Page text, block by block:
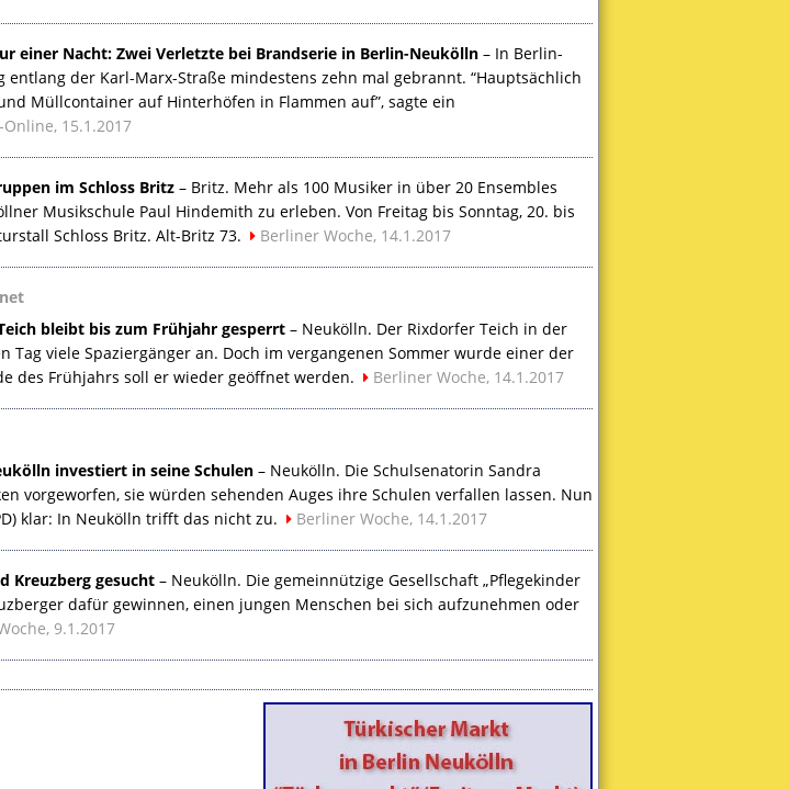
einer Nacht: Zwei Verletzte bei Brandserie in Berlin-Neukölln– In Berlin-
der Karl-Marx-Straße mindestens zehn mal gebrannt. “Hauptsächlich
Müllcontainer auf Hinterhöfen in Flammen auf”, sagte ein
-Online, 15.1.2017
im Schloss Britz– Britz. Mehr als 100 Musiker in über 20 Ensembles
Musikschule Paul Hindemith zu erleben. Von Freitag bis Sonntag, 20. bis
Schloss Britz. Alt-Britz 73.
Berliner Woche, 14.1.2017
bleibt bis zum Frühjahr gesperrt– Neukölln. Der Rixdorfer Teich in der
Tag viele Spaziergänger an. Doch im vergangenen Sommer wurde einer der
des Frühjahrs soll er wieder geöffnet werden.
Berliner Woche, 14.1.2017
investiert in seine Schulen– Neukölln. Die Schulsenatorin Sandra
vorgeworfen, sie würden sehenden Auges ihre Schulen verfallen lassen. Nun
) klar: In Neukölln trifft das nicht zu. Berliner Woche, 14.1.2017
Kreuzberg gesucht– Neukölln. Die gemeinnützige Gesellschaft „Pflegekinder
dafür gewinnen, einen jungen Menschen bei sich aufzunehmen oder
9.1.2017